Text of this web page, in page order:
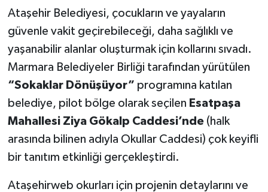
Ataşehir Belediyesi, çocukların ve yayaların
güvenle vakit geçirebileceği, daha sağlıklı ve
yaşanabilir alanlar oluşturmak için kollarını sıvadı.
Marmara Belediyeler Birliği tarafından yürütülen
“Sokaklar Dönüşüyor” programına katılan
belediye, pilot bölge olarak seçilen Esatpaşa
Mahallesi Ziya Gökalp Caddesi’nde(halk
arasında bilinen adıyla Okullar Caddesi) çok keyifli
bir tanıtım etkinliği gerçekleştirdi.
Ataşehirweb okurları için projenin detaylarını ve